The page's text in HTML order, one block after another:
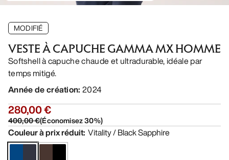
MODIFIÉ
VESTE À CAPUCHE GAMMA MX HOMME
Softshell à capuche chaude et ultradurable, idéale par
temps mitigé.
Année de création: 2024
280,00 €
400,00 €(Économisez30%)
Couleur à prix réduit: Vitality / Black Sapphire